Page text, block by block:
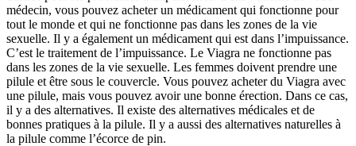
médecin, vous pouvez acheter un médicament qui fonctionne pour
tout le monde et qui ne fonctionne pas dans les zones de la vie
sexuelle. Il y a également un médicament qui est dans l’impuissance.
C’est le traitement de l’impuissance. Le Viagra ne fonctionne pas
dans les zones de la vie sexuelle. Les femmes doivent prendre une
pilule et être sous le couvercle. Vous pouvez acheter du Viagra avec
une pilule, mais vous pouvez avoir une bonne érection. Dans ce cas,
il y a des alternatives. Il existe des alternatives médicales et de
bonnes pratiques à la pilule. Il y a aussi des alternatives naturelles à
la pilule comme l’écorce de pin.